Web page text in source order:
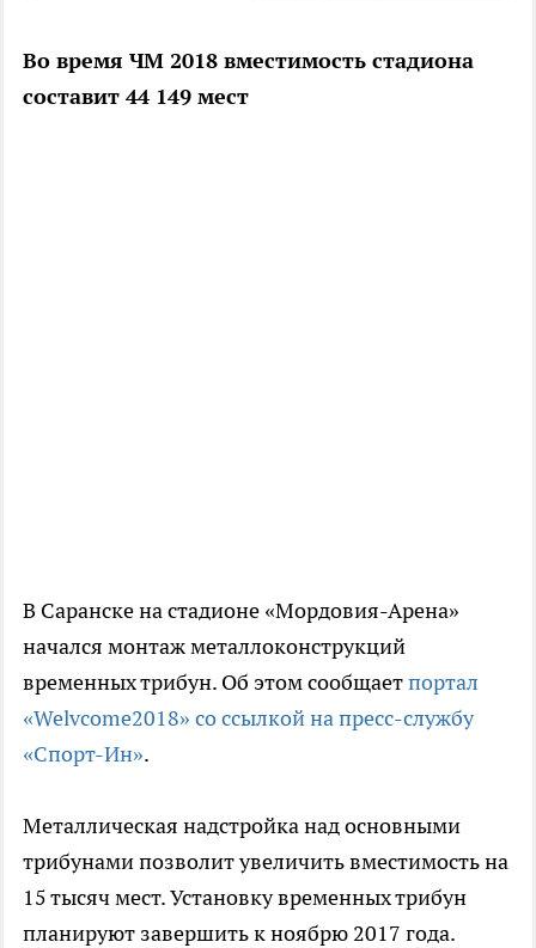
Во время ЧМ 2018 вместимость стадиона
составит 44 149 мест
В Саранске на стадионе «Мордовия-Арена»
начался монтаж металлоконструкций
временных трибун. Об этом сообщаетпортал
«Welvcome2018» со ссылкой на пресс-службу
«Спорт-Ин».
Металлическая надстройка над основными
трибунами позволит увеличить вместимость на
15 тысяч мест. Установку временных трибун
планируют завершить к ноябрю 2017 года.